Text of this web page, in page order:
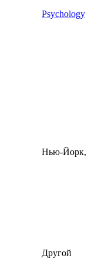
Psychology
Нью-Йорк,
Другой